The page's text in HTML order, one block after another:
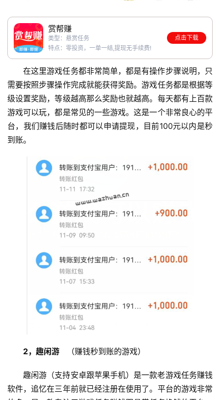
赏帮赚
类型：悬赏任务
特点：零投资，一单一结,提现无手续费!
点击下载
在这里游戏任务都非常简单，都是有操作步骤说明，只
需要按照步骤操作完成就能获得奖励。游戏任务都是根据等
级设置奖励，等级越高那么奖励也就越高。每天都有上百款
游戏可以玩，都是常见的一些游戏。这是一个非常良心的平
台，我们赚钱后随时都可以申请提现，目前100元以内是秒
到账。
2，趣闲游
   （赚钱秒到账的游戏）
趣闲游（支持安卓跟苹果手机）是一款老游戏任务赚钱
软件，追忆在三年前就已经注册在使用了。平台的游戏非常